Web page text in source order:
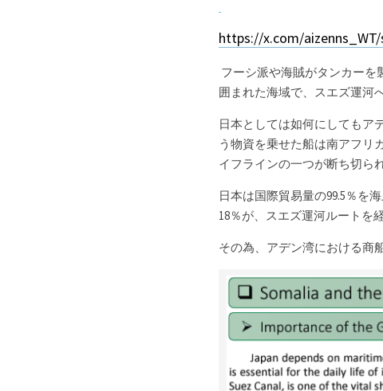
https://x.com/
囲まれた海域で、スエズ運河
日本としては如何にしてもア
う物資を乗せた船は南アフリ
イフラインの一つが断ち切ら
日本は国際貿易量の99.5％を
18％が、スエズ運河ルートを
その為、アデン湾における商